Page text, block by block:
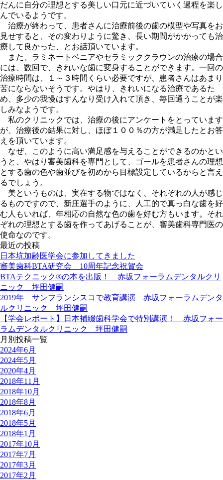
だんに自分の理想とする美しい口元に近づいていく過程を楽し
んでいるようです。
治療が終わって、患者さんに治療前後の歯の模型や写真をお
見せすると、その変わりように驚き、長い期間がかかっても治
療して良かった、とお話頂いています。
また、ラミネートベニアやセラミッククラウンの治療の場合
には、数回で、きれいな歯に変身することができます。一回の
治療時間は、１～３時間くらい必要ですが、患者さんはあまり
苦にならないそうです。やはり、きれいになる治療であるた
め、多少の我慢はすんなり受け入れて頂き、毎回通うことが楽
しみなようです。
私のクリニックでは、治療の後にアンケートをとっています
が、治療後の結果に対し、ほぼ１００％の方が満足したとお答
えを頂いています。
なぜ、このように高い満足感を与えることができるのかとい
うと、やはり審美歯科を専門として、ゴールを患者さんの理想
とする歯の色や歯並びを初めから目標設定しているからと言え
るでしょう。
美というものは、実在する物ではなく、それぞれの人が感じ
るものですので、新庄選手のように、人工的で真っ白な歯を好
む人もいれば、年相応の自然な色の歯を好む方もいます。それ
ぞれの理想とする歯を作ってあげることが、審美歯科専門医の
使命なのです。
最近の投稿
日本坑加齢医学会に参加してきました
審美歯科BTA研究会 10周年記念祝賀会
BTAテクニック®の本を出版！ 赤坂フォーラムデンタルクリ
ニック 坪田健嗣
2019年 サンフランシスコで教育講演 赤坂フォーラムデンタ
ルクリニック 坪田健嗣
【学会レポート】日本補綴歯科学会で特別講演！ 赤坂フォー
ラムデンタルクリニック 坪田健嗣
月別投稿一覧
2024年6月
2024年5月
2020年4月
2018年11月
2018年10月
2018年8月
2018年6月
2018年5月
2018年1月
2017年10月
2017年7月
2017年3月
2017年2月